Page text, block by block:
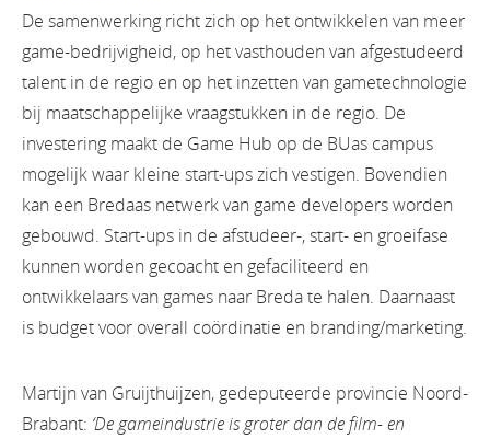
De samenwerking richt zich op het ontwikkelen van meer
game-bedrijvigheid, op het vasthouden van afgestudeerd
talent in de regio en op het inzetten van gametechnologie
bij maatschappelijke vraagstukken in de regio. De
investering maakt de Game Hub op de BUas campus
mogelijk waar kleine start-ups zich vestigen. Bovendien
kan een Bredaas netwerk van game developers worden
gebouwd. Start-ups in de afstudeer-, start- en groeifase
kunnen worden gecoacht en gefaciliteerd en
ontwikkelaars van games naar Breda te halen. Daarnaast
is budget voor overall coördinatie en branding/marketing.
Martijn van Gruijthuijzen, gedeputeerde provincie Noord-
Brabant: ‘De gameindustrie is groter dan de film- en